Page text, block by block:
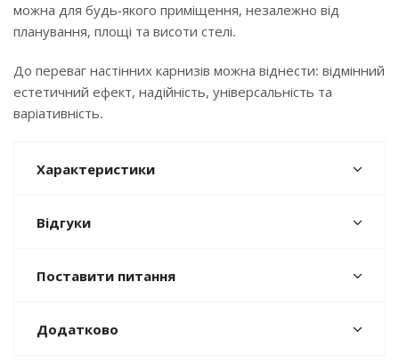
можна для будь-якого приміщення, незалежно від
планування, площі та висоти стелі.
До переваг настінних карнизів можна віднести: відмінний
естетичний ефект, надійність, універсальність та
варіативність.
Характеристики
Відгуки
Поставити питання
Додатково